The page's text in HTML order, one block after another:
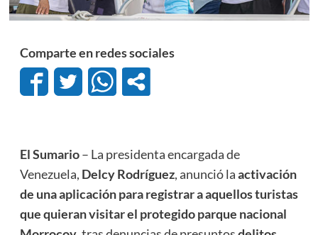
Comparte en redes sociales
El Sumario– La presidenta encargada de
Venezuela, Delcy Rodríguez, anunció laactivación
de una aplicación para registrar a aquellos turistas
que quieran visitar el protegido parque nacional